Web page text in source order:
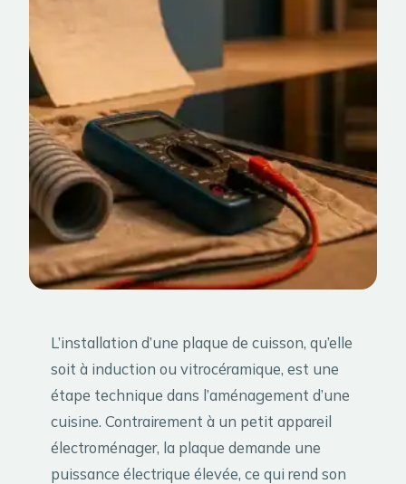
L’installation d’une plaque de cuisson, qu’elle
soit à induction ou vitrocéramique, est une
étape technique dans l’aménagement d’une
cuisine. Contrairement à un petit appareil
électroménager, la plaque demande une
puissance électrique élevée, ce qui rend son